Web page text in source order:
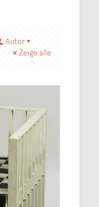
Autor
Zeige alle